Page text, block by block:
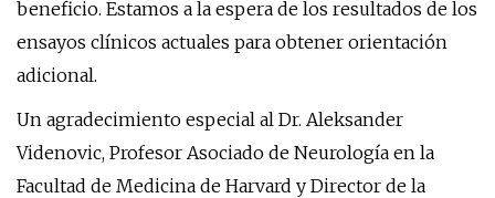
beneficio. Estamos a la espera de los resultados de los
ensayos clínicos actuales para obtener orientación
adicional.
Un agradecimiento especial al Dr. Aleksander
Videnovic, Profesor Asociado de Neurología en la
Facultad de Medicina de Harvard y Director de la